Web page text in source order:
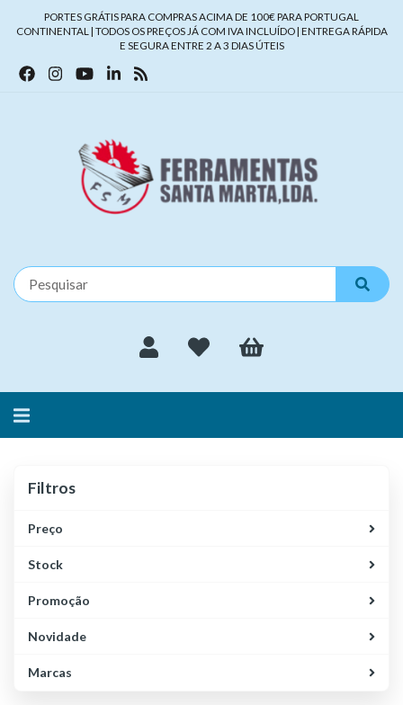
PORTES GRÁTIS PARA COMPRAS ACIMA DE 100€ PARA PORTUGAL
CONTINENTAL | TODOS OS PREÇOS JÁ COM IVA INCLUÍDO | ENTREGA RÁPIDA
E SEGURA ENTRE 2 A 3 DIAS ÚTEIS
Alternar
Filtros
Preço
Stock
Promoção
Novidade
Marcas